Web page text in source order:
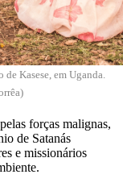
Kasese, em Uganda.
forças malignas,
de Satanás
e missionários